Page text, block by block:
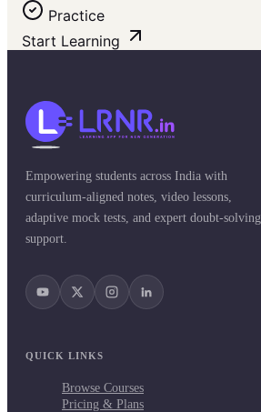
Practice
Start Learning
Empowering students across India with
curriculum-aligned notes, video lessons,
adaptive mock tests, and expert doubt-solving
support.
QUICK LINKS
Browse Courses
Pricing & Plans